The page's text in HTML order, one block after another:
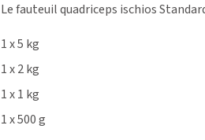
Le fauteuil quadriceps ischios
1 x 5 kg
1 x 2 kg
1 x 1 kg
1 x 500 g